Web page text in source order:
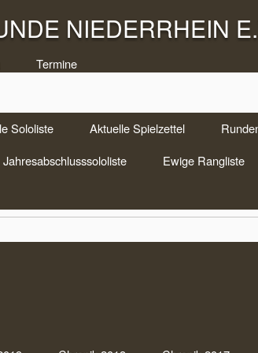
NIEDERRHEIN
Termine
Sololiste Aktuelle Spielzettel
Jahresabschlusssololiste Ewige Rangliste
in